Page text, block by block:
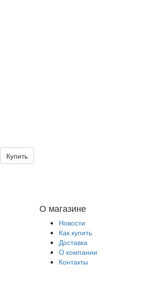
Купить
О магазине
Новости
Как купить
Доставка
О компании
Контакты